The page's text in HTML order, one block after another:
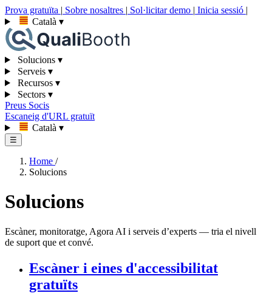
Prova gratuïta | Sobre nosaltres | Sol·licitar demo | Inicia sessió |
Català ▾
Solucions ▾
Serveis ▾
Recursos ▾
Sectors ▾
Preus Socis
Escaneig d'URL gratuït
Català ▾
☰
Home /
Solucions
Solucions
Escàner, monitoratge, Agora AI i serveis d’experts — tria el nivell
de suport que et convé.
Escàner i eines d'accessibilitat
gratuïts